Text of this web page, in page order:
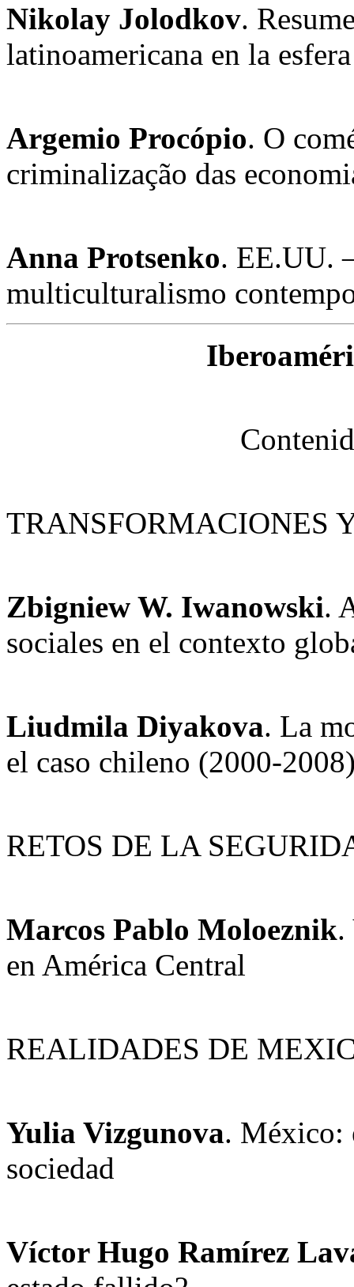
Nikolay Jolodkov.
latinoamericana en la
Argemio Procópio. O
criminalização das
Anna Protsenko. EE.UU.
multiculturalismo
TRANSFORMACIONES
Zbigniew W. Iwanowski.
sociales en el contexto
Liudmila Diyakova. La
el caso chileno (2000-
RETOS DE LA
Marcos Pablo Moloeznik.
en América Central
REALIDADES DE
Yulia Vizgunova. México:
sociedad
Víctor Hugo Ramírez